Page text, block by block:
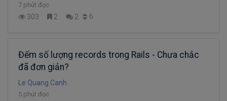
7 phút đọc
303 2 2 6
Đếm số lượng records trong Rails - Chưa chắc
đã đơn giản?
Le Quang Canh
5 phút đọc